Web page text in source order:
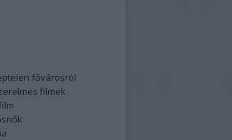
fővárosról
filmek